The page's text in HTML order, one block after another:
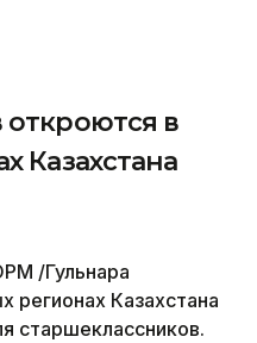
в
Казахстана
/Гульнара
регионах Казахстана
старшеклассников.